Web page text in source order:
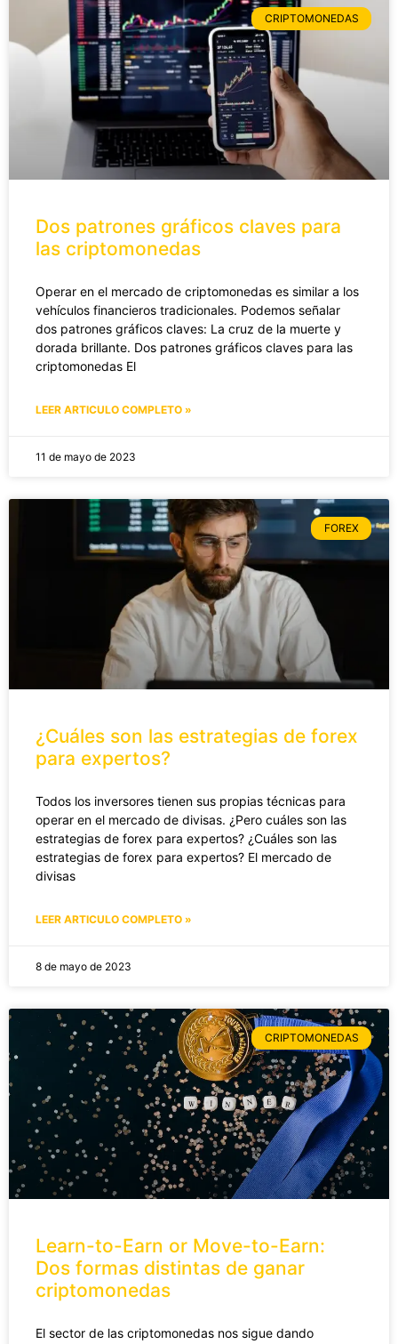
CRIPTOMONEDAS
Dos patrones gráficos claves para
las criptomonedas
Operar en el mercado de criptomonedas es similar a los
vehículos financieros tradicionales. Podemos señalar
dos patrones gráficos claves: La cruz de la muerte y
dorada brillante. Dos patrones gráficos claves para las
criptomonedas El
LEER ARTICULO COMPLETO »
11 de mayo de 2023
FOREX
¿Cuáles son las estrategias de forex
para expertos?
Todos los inversores tienen sus propias técnicas para
operar en el mercado de divisas. ¿Pero cuáles son las
estrategias de forex para expertos? ¿Cuáles son las
estrategias de forex para expertos? El mercado de
divisas
LEER ARTICULO COMPLETO »
8 de mayo de 2023
CRIPTOMONEDAS
Learn-to-Earn or Move-to-Earn:
Dos formas distintas de ganar
criptomonedas
El sector de las criptomonedas nos sigue dando